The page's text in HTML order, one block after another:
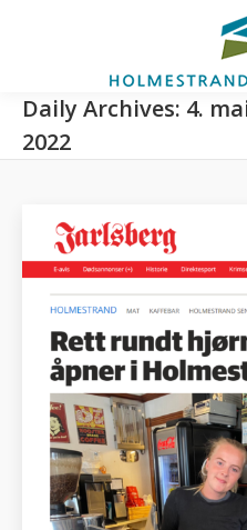
Daily Archives: 4.
2022